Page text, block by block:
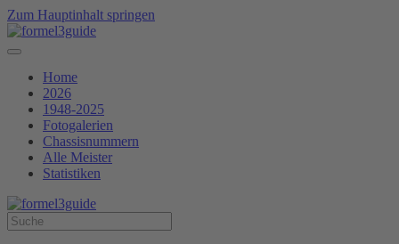
Zum Hauptinhalt springen
Home
2026
1948-2025
Fotogalerien
Chassisnummern
Alle Meister
Statistiken